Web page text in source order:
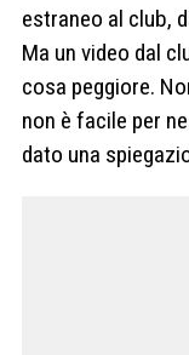
estraneo al club,
Ma un video dal
cosa peggiore.
non è facile per
dato una